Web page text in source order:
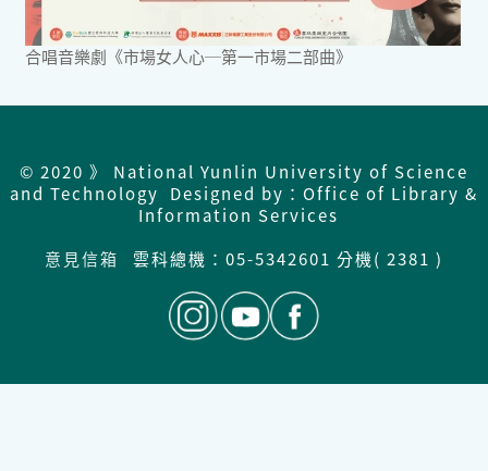
合唱音樂劇《市場女人心─第一市場二部曲》
© 2020 》 National Yunlin University of Science
and Technology Designed by：Office of Library &
Information Services
意見信箱
雲科總機： 05-5342601 分機( 2381 )